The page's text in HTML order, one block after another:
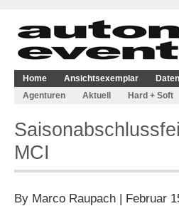
Home Ansichtsexemplar
Agenturen
Aktuell Hard + Soft
MCI
By Marco Raupach | Februar